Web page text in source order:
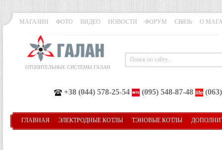
МАГАЗИН ФОТО ВИДЕО НОВОСТИ ФОРУМ СВЯЗЬ О
ОТОПИТЕЛЬНЫЕ СИСТЕМЫ ГАЛАН
+38 (044) 578-25-54 (095) 548-87-48
ГЛАВНАЯ ЭЛЕКТРОДНЫЕ КОТЛЫ ТЭНОВЫЕ КОТЛЫ